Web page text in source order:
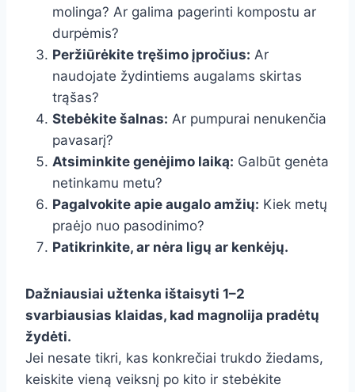
molinga? Ar galima pagerinti kompostu ar
durpėmis?
Peržiūrėkite tręšimo įpročius: Ar
naudojate žydintiems augalams skirtas
trąšas?
Stebėkite šalnas: Ar pumpurai nenukenčia
pavasarį?
Atsiminkite genėjimo laiką: Galbūt genėta
netinkamu metu?
Pagalvokite apie augalo amžių: Kiek metų
praėjo nuo pasodinimo?
Patikrinkite, ar nėra ligų ar kenkėjų.
Dažniausiai užtenka ištaisyti 1–2
svarbiausias klaidas, kad magnolija pradėtų
žydėti.
Jei nesate tikri, kas konkrečiai trukdo žiedams,
keiskite vieną veiksnį po kito ir stebėkite